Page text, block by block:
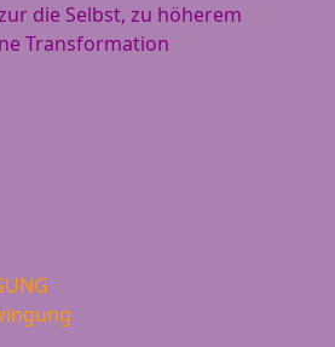
die Selbst, zu höherem
Transformation